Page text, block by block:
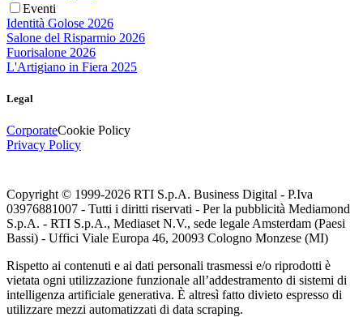
Eventi
Identità Golose 2026
Salone del Risparmio 2026
Fuorisalone 2026
L'Artigiano in Fiera 2025
Legal
CorporateCookie Policy
Privacy Policy
Copyright © 1999-2026 RTI S.p.A. Business Digital - P.Iva
03976881007 - Tutti i diritti riservati - Per la pubblicità Mediamond
S.p.A. - RTI S.p.A., Mediaset N.V., sede legale Amsterdam (Paesi
Bassi) - Uffici Viale Europa 46, 20093 Cologno Monzese (MI)
Rispetto ai contenuti e ai dati personali trasmessi e/o riprodotti è
vietata ogni utilizzazione funzionale all’addestramento di sistemi di
intelligenza artificiale generativa. È altresì fatto divieto espresso di
utilizzare mezzi automatizzati di data scraping.